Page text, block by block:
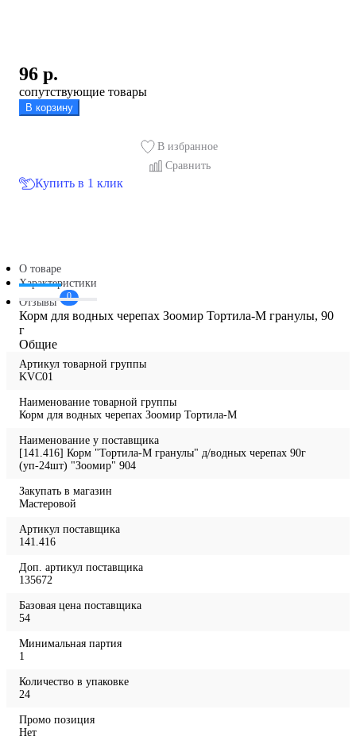
96 р.
сопутствующие товары
В корзину
В избранное
Сравнить
Купить в 1 клик
О товаре
Характеристики
Отзывы
0
Корм для водных черепах Зоомир Тортила-М гранулы, 90
г
Общие
Артикул товарной группы
KVC01
Наименование товарной группы
Корм для водных черепах Зоомир Тортила-М
Наименование у поставщика
[141.416] Корм "Тортила-М гранулы" д/водных черепах 90г
(уп-24шт) "Зоомир" 904
Закупать в магазин
Мастеровой
Артикул поставщика
141.416
Доп. артикул поставщика
135672
Базовая цена поставщика
54
Минимальная партия
1
Количество в упаковке
24
Промо позиция
Нет